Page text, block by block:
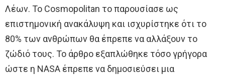
Λέων. Το Cosmopolitan το παρουσίασε ως
επιστημονική ανακάλυψη και ισχυρίστηκε ότι το
80% των ανθρώπων θα έπρεπε να αλλάξουν το
ζώδιό τους. Το άρθρο εξαπλώθηκε τόσο γρήγορα
ώστε η NASA έπρεπε να δημοσιεύσει μια